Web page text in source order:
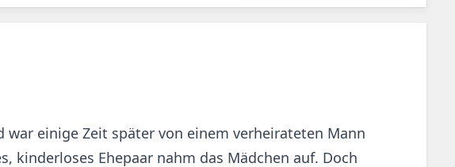
einige Zeit später von einem verheirateten Mann
kinderloses Ehepaar nahm das Mädchen auf. Doch